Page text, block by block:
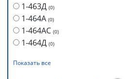
1-463Д (0)
1-464А (0)
1-464АС (0)
1-464Д (0)
Показать все